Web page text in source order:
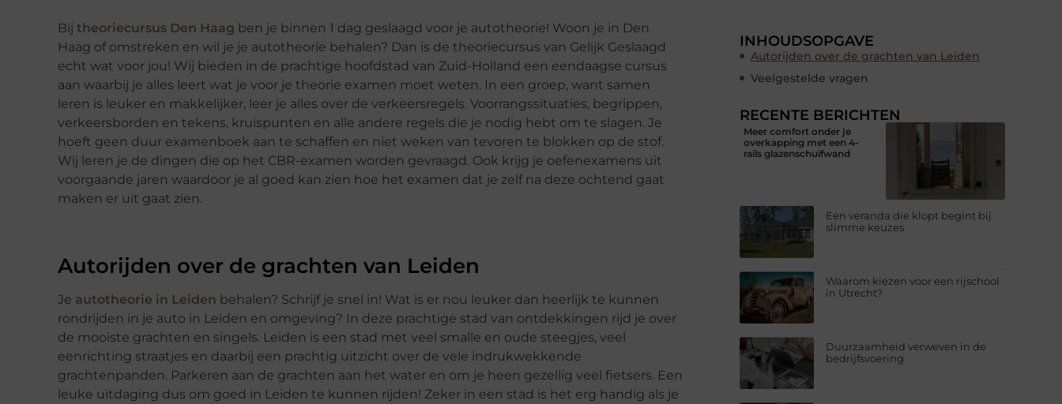
Bij theoriecursus Den Haag ben je binnen 1 dag geslaagd voor je autotheorie! Woon je in Den
Haag of omstreken en wil je je autotheorie behalen? Dan is de theoriecursus van Gelijk Geslaagd
echt wat voor jou! Wij bieden in de prachtige hoofdstad van Zuid-Holland een eendaagse cursus
aan waarbij je alles leert wat je voor je theorie examen moet weten. In een groep, want samen
leren is leuker en makkelijker, leer je alles over de verkeersregels. Voorrangssituaties, begrippen,
verkeersborden en tekens, kruispunten en alle andere regels die je nodig hebt om te slagen. Je
hoeft geen duur examenboek aan te schaffen en niet weken van tevoren te blokken op de stof.
Wij leren je de dingen die op het CBR-examen worden gevraagd. Ook krijg je oefenexamens uit
voorgaande jaren waardoor je al goed kan zien hoe het examen dat je zelf na deze ochtend gaat
maken er uit gaat zien.
Autorijden over de grachten van Leiden
Je autotheorie in Leiden behalen? Schrijf je snel in! Wat is er nou leuker dan heerlijk te kunnen
rondrijden in je auto in Leiden en omgeving? In deze prachtige stad van ontdekkingen rijd je over
de mooiste grachten en singels. Leiden is een stad met veel smalle en oude steegjes, veel
eenrichting straatjes en daarbij een prachtig uitzicht over de vele indrukwekkende
grachtenpanden. Parkeren aan de grachten aan het water en om je heen gezellig veel fietsers. Een
leuke uitdaging dus om goed in Leiden te kunnen rijden! Zeker in een stad is het erg handig als je
INHOUDSOPGAVE
Autorijden over de grachten van Leiden
Veelgestelde vragen
RECENTE BERICHTEN
Meer comfort onder je
overkapping met een 4-
rails glazenschuifwand
Een veranda die klopt begint bij
slimme keuzes
Waarom kiezen voor een rijschool
in Utrecht?
Duurzaamheid verweven in de
bedrijfsvoering